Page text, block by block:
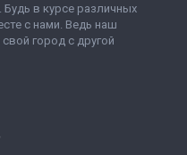
в курсе различных
с нами. Ведь наш
город с другой